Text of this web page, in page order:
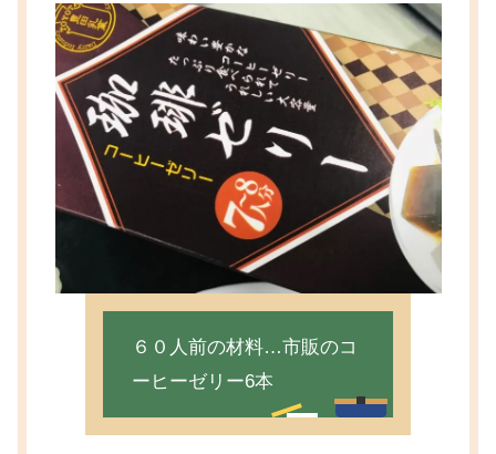
６０人前の材料…市販のコ
ーヒーゼリー6本